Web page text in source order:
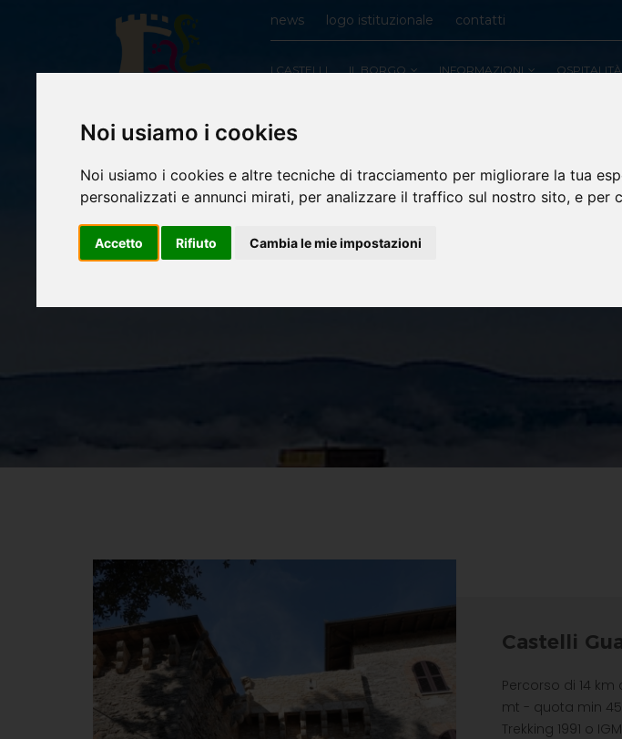
Noi usiamo i cookies
Noi usiamo i cookies e altre tecniche di tracciamento per migliorare la tua
personalizzati e annunci mirati, per analizzare il traffico sul nostro sito, e per
Accetto Rifiuto Cambia le mie impostazioni
news logo istituzionale contatti
I CASTELLI IL BORGO INFORMAZIONI OSPITALITÀ
Castelli
Percorso di 14
mt - quota min
Trekking 1991 o